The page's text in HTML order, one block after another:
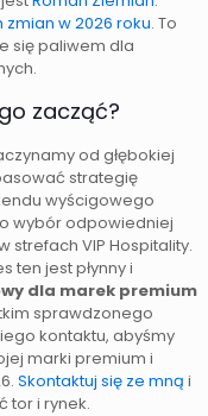
w 2026 roku. To
się paliwem dla
zacząć?
od głębokiej
strategię
wyścigowego
wybór odpowiedniej
strefach VIP Hospitality.
ten jest płynny i
dla marek premium
sprawdzonego
kontaktu, abyśmy
marki premium i
Skontaktuj się ze mną i
tor i rynek.